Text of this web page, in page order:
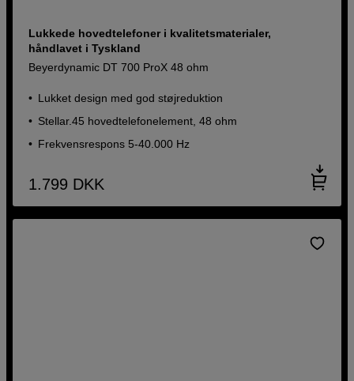
Lukkede hovedtelefoner i kvalitetsmaterialer,
håndlavet i Tyskland
Beyerdynamic DT 700 ProX 48 ohm
Lukket design med god støjreduktion
Stellar.45 hovedtelefonelement, 48 ohm
Frekvensrespons 5-40.000 Hz
1.799 DKK